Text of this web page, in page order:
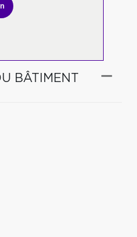
BÂTIMENT